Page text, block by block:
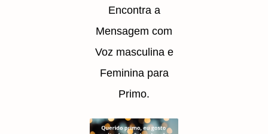
Encontra a
Mensagem com
Voz masculina e
Feminina para
Primo.